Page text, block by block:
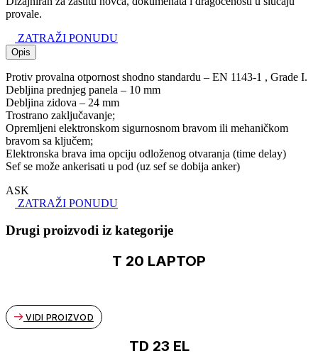
provale.
ZATRAŽI PONUDU
Opis
Protiv provalna otpornost shodno standardu – EN 1143-1 , Grade I.
Debljina prednjeg panela – 10 mm
Debljina zidova – 24 mm
Trostrano zaključavanje;
Opremljeni elektronskom sigurnosnom bravom ili mehaničkom
bravom sa ključem;
Elektronska brava ima opciju odloženog otvaranja (time delay)
Sef se može ankerisati u pod (uz sef se dobija anker)
ASK
ZATRAŽI PONUDU
Drugi proizvodi iz kategorije
T 20 LAPTOP
VIDI PROIZVOD
TD 23 EL